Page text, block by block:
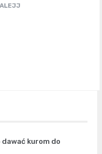
dawać kurom do